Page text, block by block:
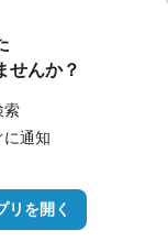
せんか？
索
に通知
リを開く
詳細条件を変更
規約
情報